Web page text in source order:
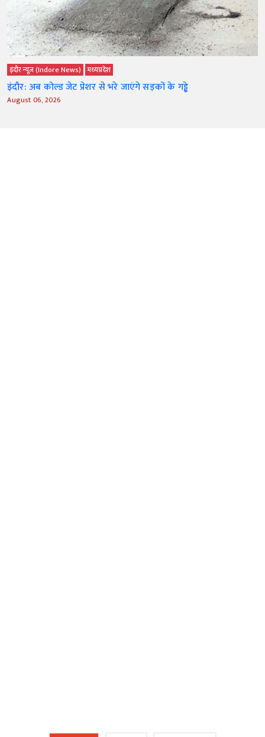
इंदौर न्यूज़ (Indore News) मध्‍यप्रदेश
इंदौर: अब कोल्ड जेट प्रेशर से भरे जाएंगे सड़कों के गड्ढे
August 06, 2026